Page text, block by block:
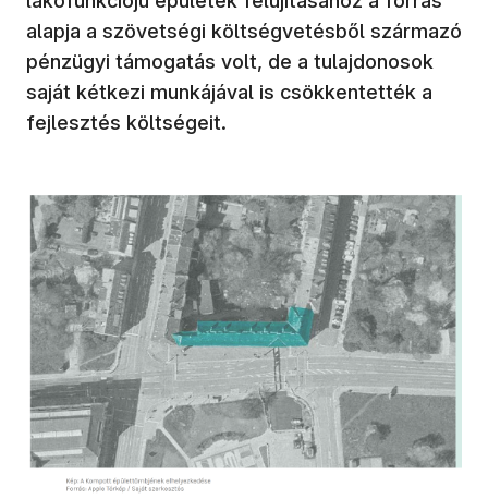
alapja a szövetségi költségvetésből származó
pénzügyi támogatás volt, de a tulajdonosok
saját kétkezi munkájával is csökkentették a
fejlesztés költségeit.